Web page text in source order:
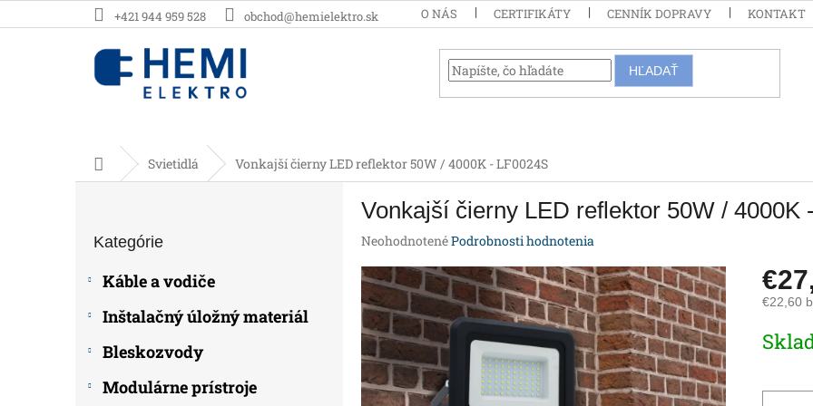
na
+421 944 959 528 obchod@hemielektro.sk O NÁS CERTIFIKÁTY CENNÍK DOPRAVY KONTAKT
HĽADAŤ
DomovSvietidlá Vonkajší čierny LED reflektor 50W / 4000K - LF0024S
kategórie
Kategórie
Káble a vodiče
Inštalačný úložný materiál
Bleskozvody
Modulárne prístroje
Vonkajší čierny LED reflektor 50W / 4000K
Priemerné
produktu
0,0
z
5
hviezdičiek.
NeohodnotenéPodrobnosti hodnotenia
€22,60
cena: